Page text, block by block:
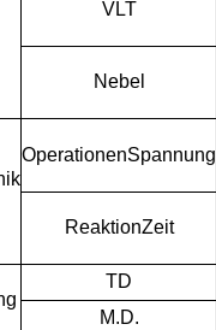
VLT
Nebel
OperationenSpannung
ReaktionZeit
TD
M.D.